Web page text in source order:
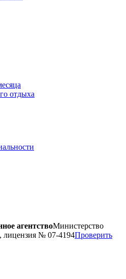
отдыха
агентствоМинистерство
лицензия № 07-4194Проверить